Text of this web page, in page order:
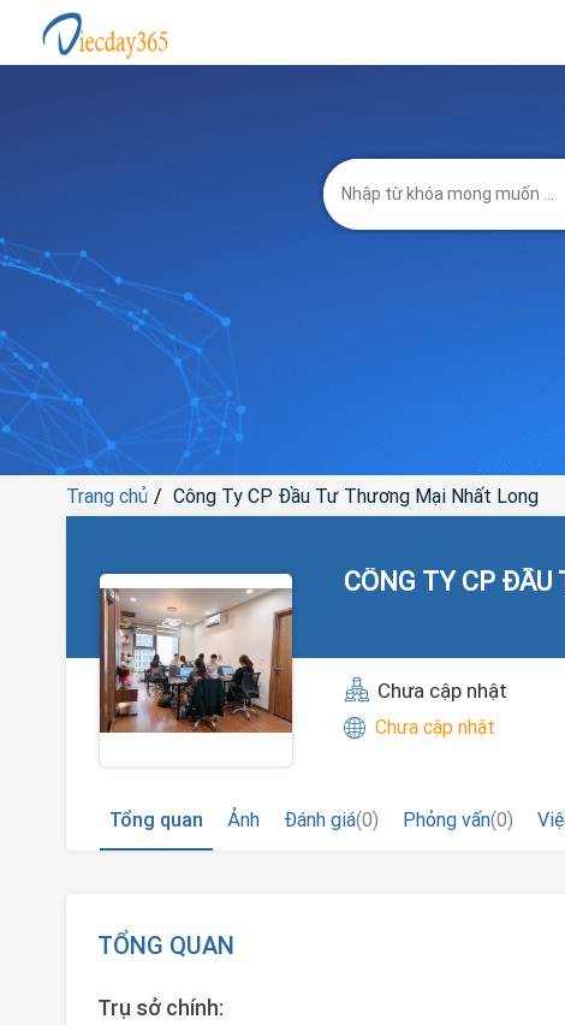
Trang chủ Công Ty CP Đầu Tư Thương Mại Nhất Long
CÔNG TY CP
Chưa cập nhật
Chưa cập nhật
Tổng quan
Ảnh Đánh giá(0) Phỏng vấn(0)
TỔNG QUAN
Trụ sở chính: